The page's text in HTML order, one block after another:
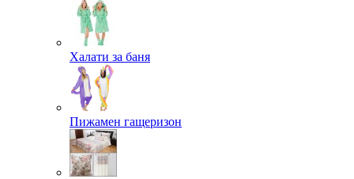
Халати за баня
Пижамен гащеризон